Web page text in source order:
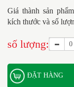
Giá thành sản
kích thước và số
số lượng:
ĐẶT HÀNG